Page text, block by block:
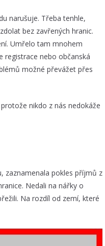
narušuje. Třeba tenhle,
bez zavřených hranic.
Umřelo tam mnohem
registrace nebo občanská
možné převážet přes
nikdo z nás nedokáže
zaznamenala pokles příjmů z
Nedali na nářky o
Na rozdíl od zemí, které